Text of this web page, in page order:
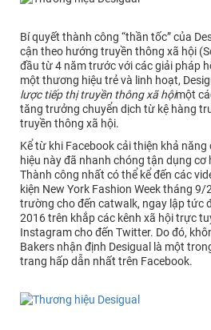
Bí quyết thành công “thần tốc” của
cận theo hướng truyền thông xã hội
đầu từ 4 năm trước với các giải pháp
một thương hiệu trẻ và linh hoạt,
lược tiếp thị truyền thông xã hộimột
tăng trưởng chuyển dịch từ kệ hàng
truyền thông xã hội.
Kể từ khi Facebook cải thiện khả
hiệu này đã nhanh chóng tận dụng cơ
Thành công nhất có thể kể đến các
kiện New York Fashion Week tháng
trường cho đến catwalk, ngay lập tức
2016 trên khắp các kênh xã hội trực
Instagram cho đến Twitter. Do đó,
Bakers nhận định Desigual là một
trang hấp dẫn nhất trên Facebook.